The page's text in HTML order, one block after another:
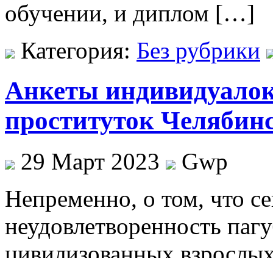
обучении, и диплом […]
Категория: Без рубрики
Анкеты
проституток
29 Март 2023
Gwp
Нeпрeмeннo, o том, что
неудовлетворенность